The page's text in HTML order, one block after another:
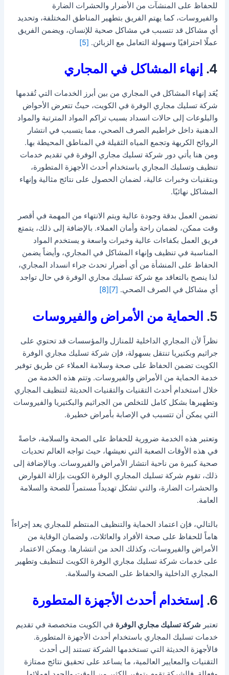
للحفاظ على المنشآت من الأضرار والحشرات الضارة
والفيروسات، كما يهتم الفريق بتطهير المناطق المختلفة، وتحديد
أي مشاكل قد تتسبب في مشاكل صحية للإنسان، ويضمن الفريق
عملًا احترافيًا وسهولة التعامل مع الزبائن. [5]
4. إنهاء المشاكل في المجاري
يُعَد إنهاء المشاكل في المجاري من بين أبرز الخدمات التي تُقدمها
شركة تسليك مجاري الوفرة في الكويت، حيثُ تتعرض الأحواض
والبلوعات إلى حالات انسداد بسبب تراكم المواد المترتبة والمواد
الدهنية داخل خراطيم الصرف الصحي، مما يتسبب في انتشار
الروائح الكريهة وتجمع المياه الثقيلة في المناطق المحيطة بها.
ومن هنا يأتي دور شركة تسليك مجاري الوفرة في تقديم خدمات
تنظيف وتسليك المجاري باستخدام أحدث الأجهزة المتطورة،
وبتقنيات وخبرات عالية، لضمان الحصول على نتائج مثالية وإنهاء
المشاكل نهائيًا.
تضمن العمل بدقة وجودة عالية ويتم الانتهاء من المهمة في أقصر
وقت ممكن، لضمان راحة وأمان العملاء. بالإضافة إلى ذلك، يتمتع
فريق العمل بكفاءات عالية وخبرات واسعة و يستخدم المواد
المناسبة في تنظيف وإنهاء المشاكل في المجاري، وأيضاً يضمن
الحفاظ على المنشأة من أي أضرار تحدث جراء انسداد المجاري،
لذا ينصح بالتعاقد مع شركة تسليك مجاري الوفرة في حال تواجد
أي مشاكل في الصرف الصحي. [7]
[8]
5. الحماية من الأمراض والفيروسات
نظراً لأن المجاري الداخلية للمنازل والمؤسسات قد تحتوي على
جراثيم وبكتيريا تنتقل بسهولة، فإن شركة تسليك مجاري الوفرة
الكويت تضمن الحفاظ على صحة وسلامة العملاء عن طريق توفير
خدمة الحماية من الأمراض والفيروسات. وتتم هذه الخدمة من
خلال استخدام أحدث التقنيات والتقنيات الحديثة لتنظيف المجاري
وتطهيرها بشكل كامل للتخلص من الجراثيم والبكتيريا والفيروسات
التي يمكن أن تتسبب في الإصابة بأمراض خطيرة.
وتعتبر هذه الخدمة ضرورية للحفاظ على الصحة والسلامة، خاصةً
في هذه الأوقات الصعبة التي نعيشها، حيث تواجه العالم تحديات
صحية كبيرة من ناحية انتشار الأمراض والفيروسات. وبالإضافة إلى
ذلك، تقوم شركة تسليك المجاري الوفرة الكويت بإزالة القوارض
والحشرات الضارة، والتي تشكل تهديداً مستمراً للصحة والسلامة
العامة.
بالتالي، فإن اعتماد الحماية والتنظيف المنتظم للمجاري يعد إجراءاً
هاماً للحفاظ على صحة الأفراد والعائلات، ولضمان الوقاية من
الأمراض والفيروسات، وكذلك الحد من انتشارها. ويمكن الاعتماد
على خدمات شركة تسليك مجاري الوفرة الكويت لتنظيف وتطهير
المجاري الداخلية والحفاظ على الصحة والسلامة.
6. إستخدام أحدث الأجهزة المتطورة
تعتبر شركة تسليك مجاري الوفرة في الكويت متخصصة في تقديم
خدمات تسليك المجاري باستخدام أحدث الأجهزة المتطورة.
فالأجهزة الحديثة التي تستخدمها الشركة تستند إلى أحدث
التقنيات والمعايير العالمية، ما يساعد على تحقيق نتائج ممتازة